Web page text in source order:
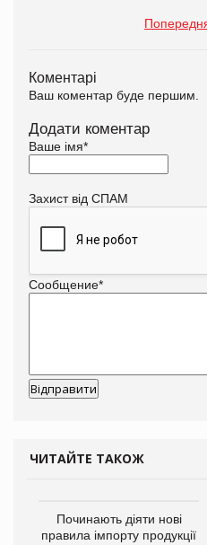
Коментарі
Ваш коментар буде першим.
Додати коментар
Ваше імя*
Захист від СПАМ
Сообщение*
ЧИТАЙТЕ ТАКОЖ
Починають діяти нові
правила імпорту продукції